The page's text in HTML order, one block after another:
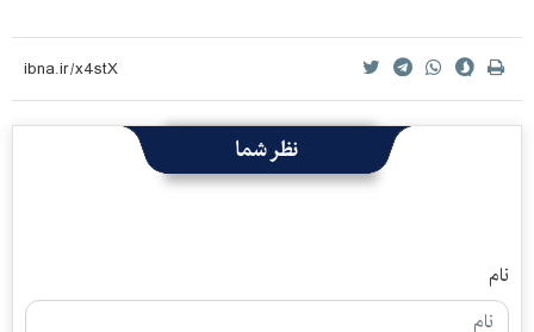
نظر شما
نام